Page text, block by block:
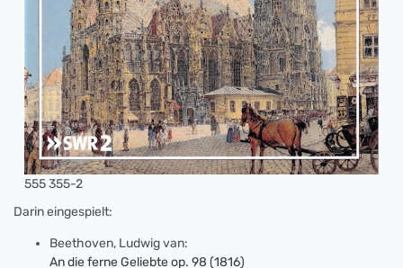
555 355-2
Darin eingespielt:
Beethoven, Ludwig van:
An die ferne Geliebte op. 98 (1816)